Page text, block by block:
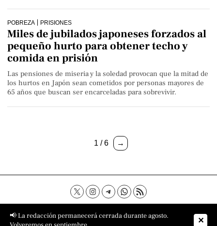
POBREZA PRISIONES
Miles de jubilados japoneses forzados al
pequeño hurto para obtener techo y
comida en prisión
Las pensiones de miseria y la soledad provocan que la mitad de
los hurtos en Japón sean cometidos por personas mayores de
65 años que buscan ser encarceladas para sobrevivir.
1 / 6 →
Contacto Aviso Legal
Política de privacidad
Política de cookies
Sobre nosotros
📢 La redacción permanecerá cerrada durante agosto.
✕